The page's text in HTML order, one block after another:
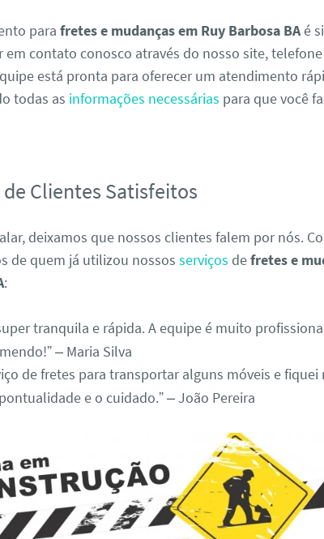
parafretes e mudanças em Ruy Barbosa BAé
em contato conosco através do nosso site,
está pronta para oferecer um atendimento
todas as informações necessárias para que você
Clientes Satisfeitos
deixamos que nossos clientes falem por nós.
de quem já utilizou nossosserviços defretes e
:
tranquila e rápida. A equipe é muito
– Maria Silva
de fretes para transportar alguns móveis e fiquei
e o cuidado.” – João Pereira